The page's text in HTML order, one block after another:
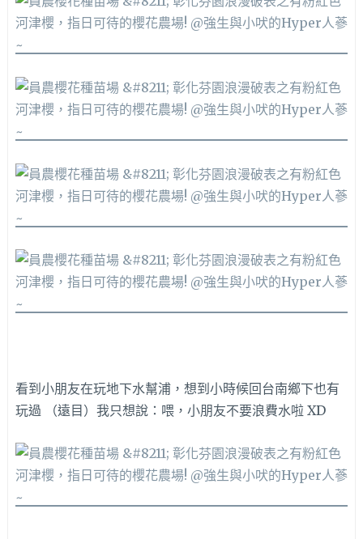
看到小朋友在玩地下水幫浦，想到小時候回台南鄉下也有
玩過 （遠目）我只想說：喂，小朋友不要浪費水啦 XD